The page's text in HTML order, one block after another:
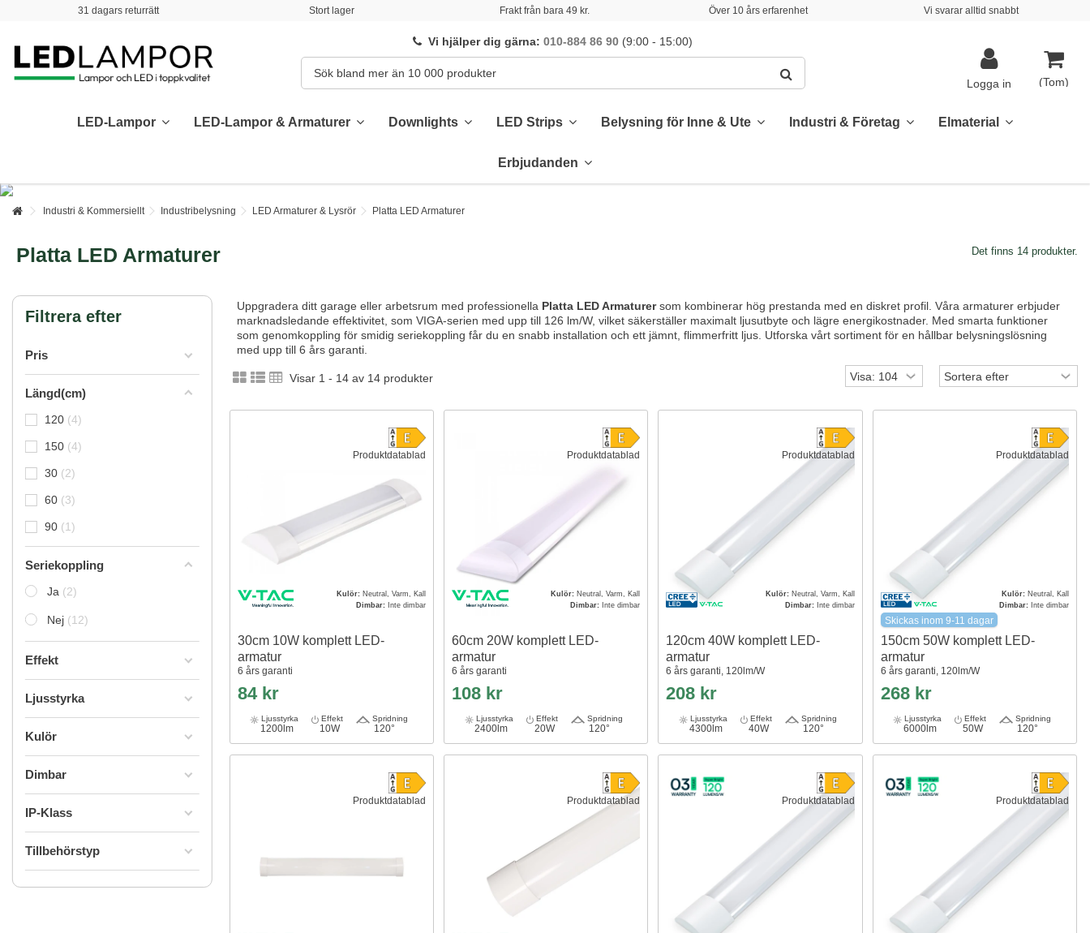
31 dagars returrätt Stort lager Frakt från bara 49 kr. Över 10 års erfarenhet Vi svarar alltid snabbt
Vi hjälper dig gärna:010-884 86 90 (9:00 - 15:00)
(Tom)
Logga in
LED-Lampor LED-Lampor & Armaturer Downlights LED Strips Belysning för Inne & Ute Industri & Företag Elmaterial
Erbjudanden
Industri & Kommersiellt Industribelysning LED Armaturer & Lysrör Platta LED Armaturer
Platta LED Armaturer Det finns 14 produkter.
Uppgradera ditt garage eller arbetsrum med professionella Platta LED Armaturersom kombinerar hög prestanda med en diskret profil. Våra armaturer erbjuder
marknadsledande effektivitet, som VIGA-serien med upp till 126 lm/W, vilket säkerställer maximalt ljusutbyte och lägre energikostnader. Med smarta funktioner
som genomkoppling för smidig seriekoppling får du en snabb installation och ett jämnt, flimmerfritt ljus. Utforska vårt sortiment för en hållbar belysningslösning
med upp till 6 års garanti.
Visar 1 - 14 av 14 produkter
Produktdatablad
Kulör:Neutral, Varm, Kall
Dimbar:Inte dimbar
30cm 10W komplett LED-
armatur
6 års garanti
84 kr
Ljusstyrka
1200lm
Effekt
10W
Spridning
120°
Produktdatablad
Kulör:Neutral, Varm, Kall
Dimbar:Inte dimbar
60cm 20W komplett LED-
armatur
6 års garanti
108 kr
Ljusstyrka
2400lm
Effekt
20W
Spridning
120°
Produktdatablad
Kulör: Neutral, Varm, Kall
Dimbar: Inte dimbar
120cm 40W komplett LED-
armatur
6 års garanti, 120lm/W
208 kr
Ljusstyrka
4300lm
Effekt
40W
Spridning
120°
Produktdatablad
Kulör: Neutral, Kall
Dimbar: Inte dimbar
Skickas inom 9-11 dagar
150cm 50W komplett LED-
armatur
6 års garanti, 120lm/W
268 kr
Ljusstyrka
6000lm
Effekt
50W
Spridning
120°
Produktdatablad Produktdatablad Produktdatablad Produktdatablad
Filtrera efter
Pris
Längd(cm)
120 4
150 4
30 2
60 3
90 1
Seriekoppling
Ja 2
Nej 12
Effekt
Ljusstyrka
Kulör
Dimbar
IP-Klass
Tillbehörstyp